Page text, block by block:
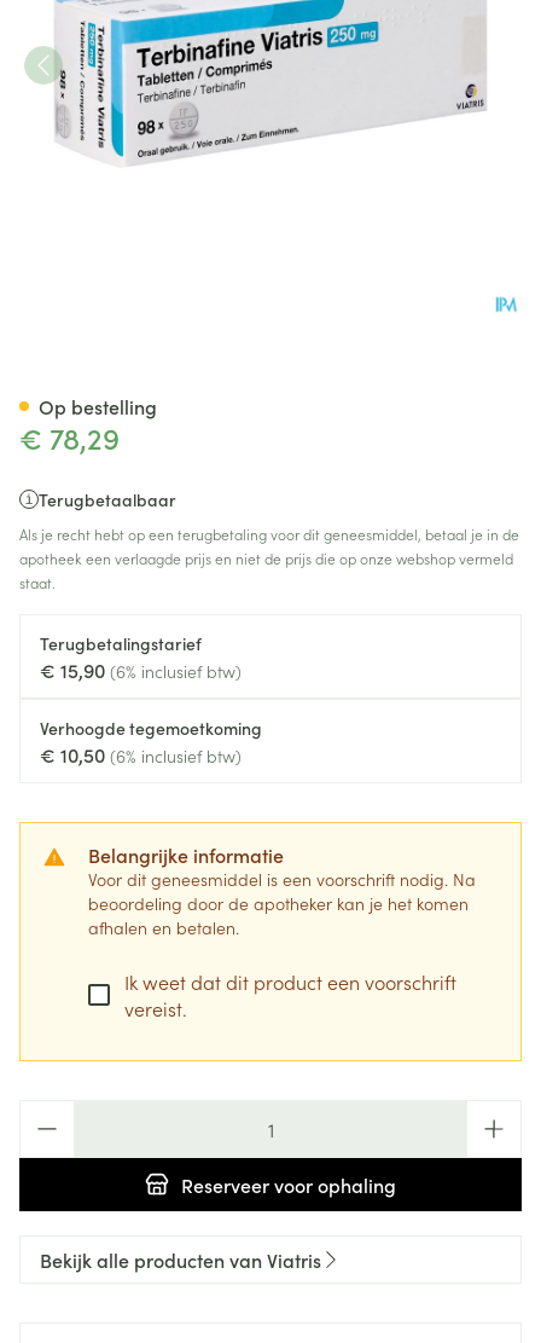
€ 78,29
Terugbetaalbaar
Als je recht hebt op een terugbetaling voor dit geneesmiddel, betaal je in de
apotheek een verlaagde prijs en niet de prijs die op onze webshop vermeld
staat.
Terugbetalingstarief
€ 15,90 (6% inclusief btw)
Verhoogde tegemoetkoming
€ 10,50 (6% inclusief btw)
Belangrijke informatie
Voor dit geneesmiddel is een voorschrift nodig. Na
beoordeling door de apotheker kan je het komen
afhalen en betalen.
Ik weet dat dit product een voorschrift
vereist.
Reserveervoor ophaling
Op bestelling
Bekijk alle producten van Viatris